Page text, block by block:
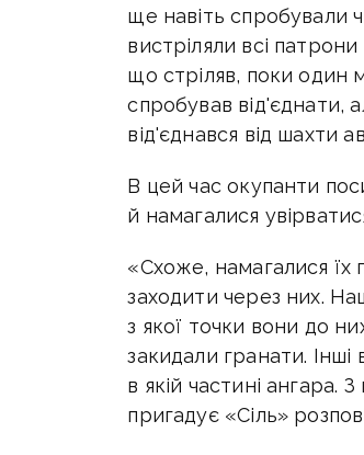
ще навіть спробували
вистріляли всі
що стріляв, поки один
спробував від'єднати,
від'єднався від шахти
В цей час окупанти
й намагалися
«Схоже, намагалися їх
заходити через них.
з якої точки вони до
закидали гранати.
в якій частині
пригадує «Сіль»